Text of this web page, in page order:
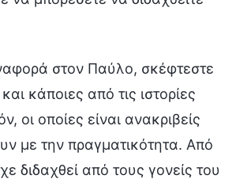
στον Παύλο, σκέφτεστε
κάποιες από τις ιστορίες
οι οποίες είναι ανακριβείς
με την πραγματικότητα. Από
διδαχθεί από τους γονείς του